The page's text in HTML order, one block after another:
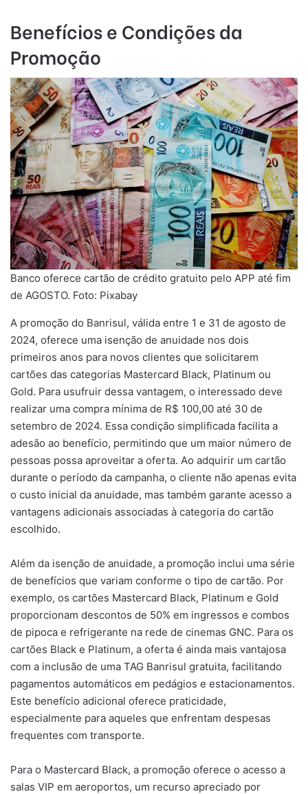
Benefícios e Condições da
Promoção
Banco oferece cartão de crédito gratuito pelo APP até fim
de AGOSTO. Foto: Pixabay
A promoção do Banrisul, válida entre 1 e 31 de agosto de
2024, oferece uma isenção de anuidade nos dois
primeiros anos para novos clientes que solicitarem
cartões das categorias Mastercard Black, Platinum ou
Gold. Para usufruir dessa vantagem, o interessado deve
realizar uma compra mínima de R$ 100,00 até 30 de
setembro de 2024. Essa condição simplificada facilita a
adesão ao benefício, permitindo que um maior número de
pessoas possa aproveitar a oferta. Ao adquirir um cartão
durante o período da campanha, o cliente não apenas evita
o custo inicial da anuidade, mas também garante acesso a
vantagens adicionais associadas à categoria do cartão
escolhido.
Além da isenção de anuidade, a promoção inclui uma série
de benefícios que variam conforme o tipo de cartão. Por
exemplo, os cartões Mastercard Black, Platinum e Gold
proporcionam descontos de 50% em ingressos e combos
de pipoca e refrigerante na rede de cinemas GNC. Para os
cartões Black e Platinum, a oferta é ainda mais vantajosa
com a inclusão de uma TAG Banrisul gratuita, facilitando
pagamentos automáticos em pedágios e estacionamentos.
Este benefício adicional oferece praticidade,
especialmente para aqueles que enfrentam despesas
frequentes com transporte.
Para o Mastercard Black, a promoção oferece o acesso a
salas VIP em aeroportos, um recurso apreciado por